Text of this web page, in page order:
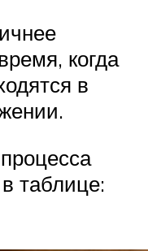
когда
в
таблице: